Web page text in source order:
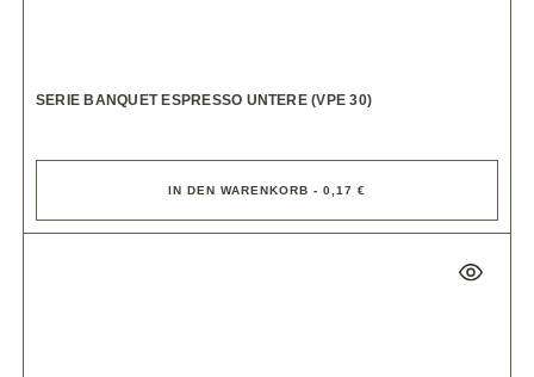
SERIE BANQUET ESPRESSO UNTERE (VPE 30)
IN DEN WARENKORB - 0,17 €